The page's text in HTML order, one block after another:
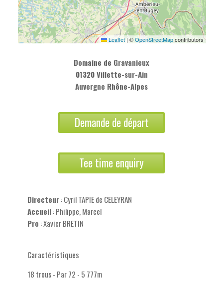
Leaflet | ©OpenStreetMapcontributors
Domaine de Gravanieux
01320 Villette-sur-Ain
Auvergne Rhône-Alpes
Demande de départ
Tee time enquiry
Directeur: Cyril TAPIE de CELEYRAN
Accueil: Philippe, Marcel
Pro : Xavier BRETIN
Caractéristiques
18 trous - Par 72 - 5 777m